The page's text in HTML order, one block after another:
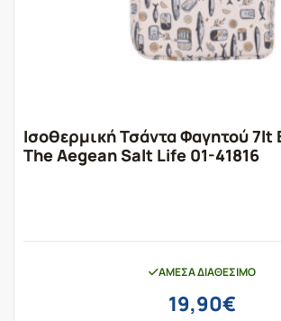
Ισοθερμική Τσάντα Φαγητού 7lt
The Aegean Salt Life 01-41816
ΆΜΕΣΑ ΔΙΑΘΈΣΙΜΟ
19,90€